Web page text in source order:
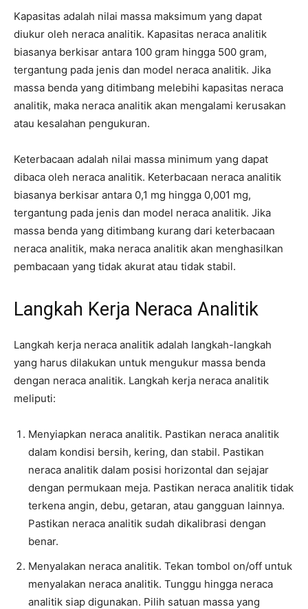
Kapasitas adalah nilai massa maksimum yang dapat
diukur oleh neraca analitik. Kapasitas neraca analitik
biasanya berkisar antara 100 gram hingga 500 gram,
tergantung pada jenis dan model neraca analitik. Jika
massa benda yang ditimbang melebihi kapasitas neraca
analitik, maka neraca analitik akan mengalami kerusakan
atau kesalahan pengukuran.
Keterbacaan adalah nilai massa minimum yang dapat
dibaca oleh neraca analitik. Keterbacaan neraca analitik
biasanya berkisar antara 0,1 mg hingga 0,001 mg,
tergantung pada jenis dan model neraca analitik. Jika
massa benda yang ditimbang kurang dari keterbacaan
neraca analitik, maka neraca analitik akan menghasilkan
pembacaan yang tidak akurat atau tidak stabil.
Langkah Kerja Neraca Analitik
Langkah kerja neraca analitik adalah langkah-langkah
yang harus dilakukan untuk mengukur massa benda
dengan neraca analitik. Langkah kerja neraca analitik
meliputi:
Menyiapkan neraca analitik. Pastikan neraca analitik
dalam kondisi bersih, kering, dan stabil. Pastikan
neraca analitik dalam posisi horizontal dan sejajar
dengan permukaan meja. Pastikan neraca analitik tidak
terkena angin, debu, getaran, atau gangguan lainnya.
Pastikan neraca analitik sudah dikalibrasi dengan
benar.
Menyalakan neraca analitik. Tekan tombol on/off untuk
menyalakan neraca analitik. Tunggu hingga neraca
analitik siap digunakan. Pilih satuan massa yang